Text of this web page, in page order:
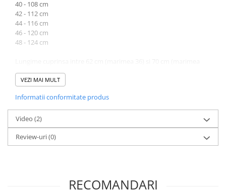
40 - 108 cm
42 - 112 cm
44 - 116 cm
46 - 120 cm
48 - 124 cm
48).
dispozitivul de pe care este vizualizat.
VEZI MAI MULT
Informatii conformitate produs
Video (2)
Review-uri(0)
RECOMANDARI